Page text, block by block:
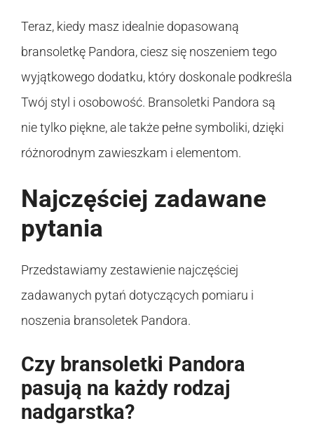
Teraz, kiedy masz idealnie dopasowaną
bransoletkę Pandora, ciesz się noszeniem tego
wyjątkowego dodatku, który doskonale podkreśla
Twój styl i osobowość. Bransoletki Pandora są
nie tylko piękne, ale także pełne symboliki, dzięki
różnorodnym zawieszkam i elementom.
Najczęściej zadawane
pytania
Przedstawiamy zestawienie najczęściej
zadawanych pytań dotyczących pomiaru i
noszenia bransoletek Pandora.
Czy bransoletki Pandora
pasują na każdy rodzaj
nadgarstka?